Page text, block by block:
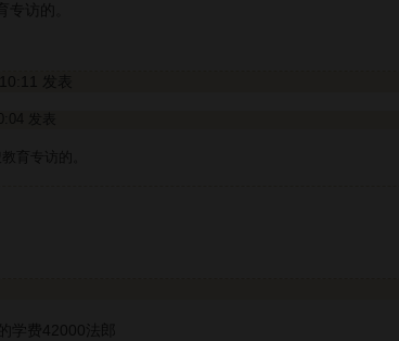
专访的。
育专访的。
学费42000法郎